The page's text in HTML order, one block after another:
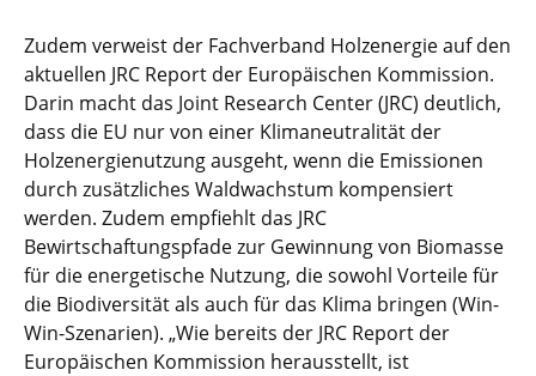
Zudem verweist der Fachverband Holzenergie auf den
aktuellen JRC Report der Europäischen Kommission.
Darin macht das Joint Research Center (JRC) deutlich,
dass die EU nur von einer Klimaneutralität der
Holzenergienutzung ausgeht, wenn die Emissionen
durch zusätzliches Waldwachstum kompensiert
werden. Zudem empfiehlt das JRC
Bewirtschaftungspfade zur Gewinnung von Biomasse
für die energetische Nutzung, die sowohl Vorteile für
die Biodiversität als auch für das Klima bringen (Win-
Win-Szenarien). „Wie bereits der JRC Report der
Europäischen Kommission herausstellt, ist